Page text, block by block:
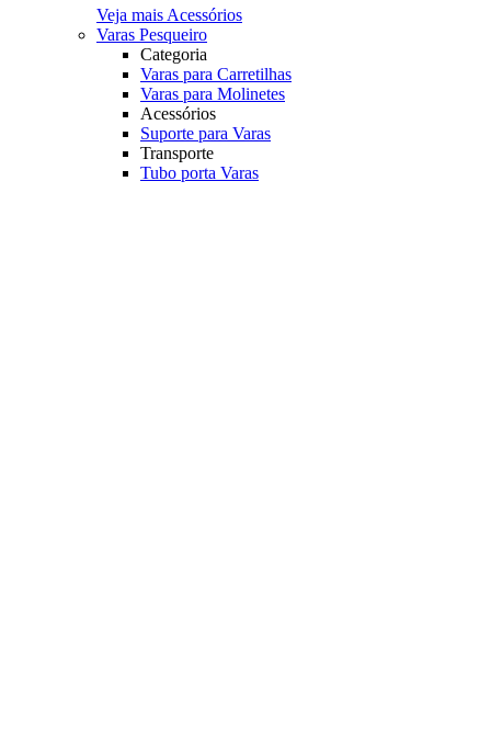
Veja mais Acessórios
Varas Pesqueiro
Categoria
Varas para Carretilhas
Varas para Molinetes
Acessórios
Suporte para Varas
Transporte
Tubo porta Varas